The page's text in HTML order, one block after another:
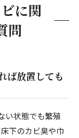
に関
問
ば放置しても
い状態でも繁殖
下のカビ臭や巾